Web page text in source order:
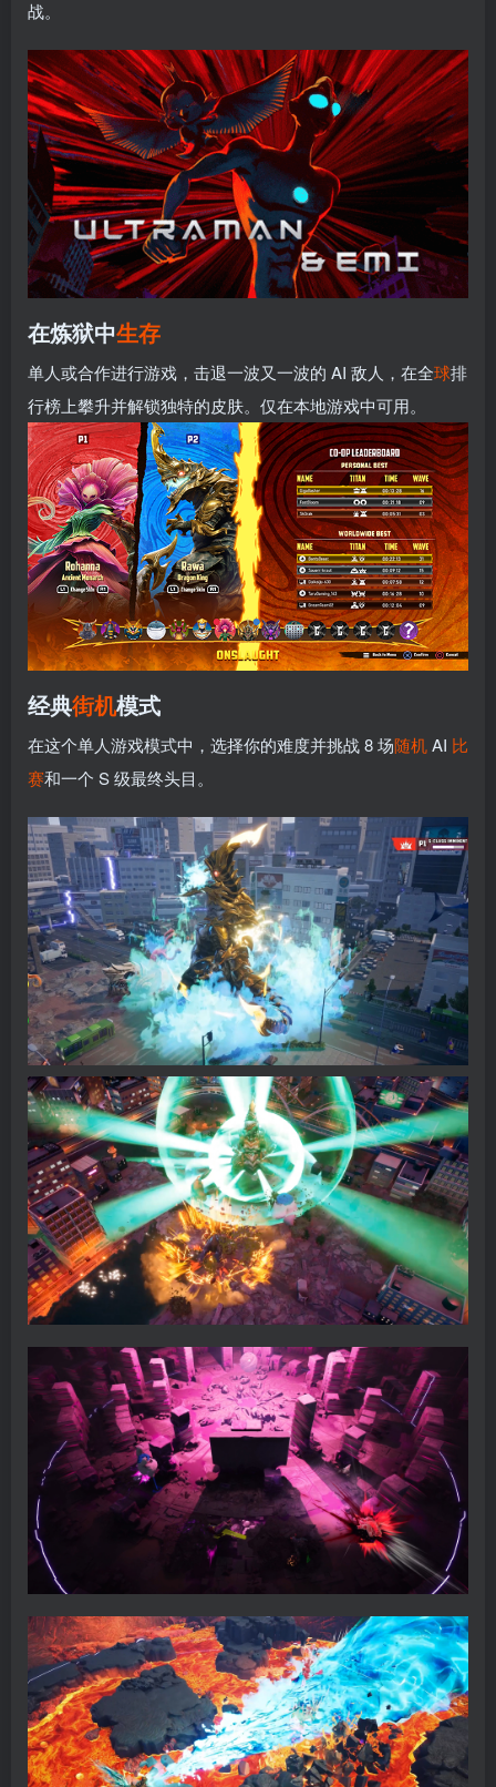
战。
在炼狱中生存
单人或合作进行游戏，击退一波又一波的 AI 敌人，在全球排
行榜上攀升并解锁独特的皮肤。仅在本地游戏中可用。
经典街机模式
在这个单人游戏模式中，选择你的难度并挑战 8 场随机AI 比
赛和一个 S 级最终头目。